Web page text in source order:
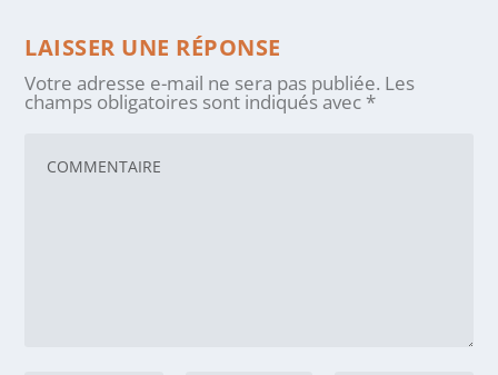
LAISSER UNE RÉPONSE
Votre adresse e-mail ne sera pas publiée. Les
champs obligatoires sont indiqués avec *